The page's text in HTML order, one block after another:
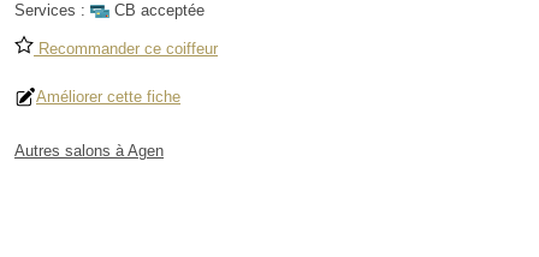
Services :
CB acceptée
Recommander ce coiffeur
Améliorer cette fiche
Autres salons à Agen